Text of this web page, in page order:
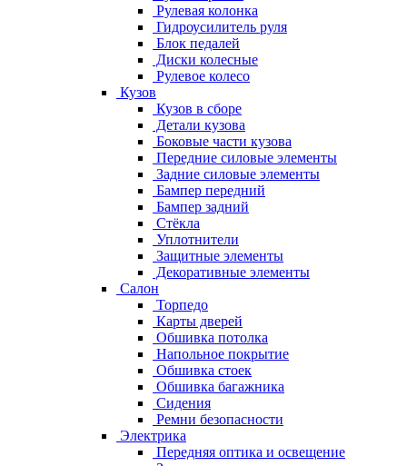
Рулевая колонка
Гидроусилитель руля
Блок педалей
Диски колесные
Рулевое колесо
Кузов
Кузов в сборе
Детали кузова
Боковые части кузова
Передние силовые элементы
Задние силовые элементы
Бампер передний
Бампер задний
Стёкла
Уплотнители
Защитные элементы
Декоративные элементы
Салон
Торпедо
Карты дверей
Обшивка потолка
Напольное покрытие
Обшивка стоек
Обшивка багажника
Сидения
Ремни безопасности
Электрика
Передняя оптика и освещение